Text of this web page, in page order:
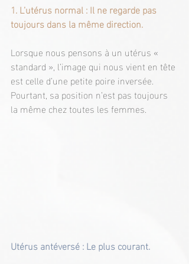
1. L’utérus normal : Il ne regarde pas
toujours dans la même direction.
Lorsque nous pensons à un utérus «
standard », l’image qui nous vient en tête
est celle d’une petite poire inversée.
Pourtant, sa position n’est pas toujours
la même chez toutes les femmes.
Utérus antéversé : Le plus courant.